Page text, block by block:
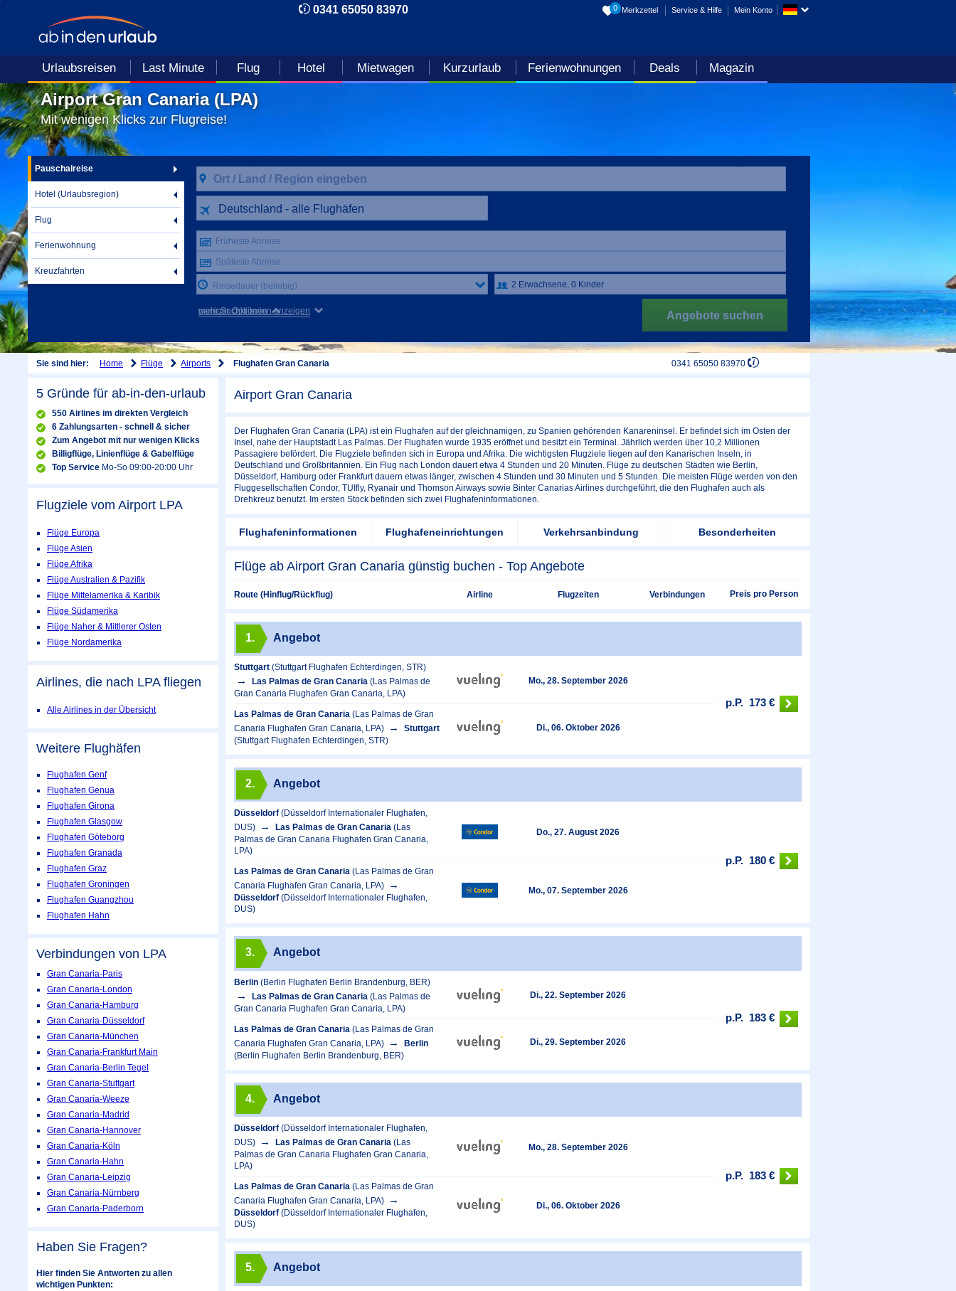
0341 65050 83970
Urlaubsreisen Last Minute Flug Hotel Mietwagen Kurzurlaub Ferienwohnungen Deals Magazin
0 Merkzettel Service & Hilfe Mein Konto
Airport Gran Canaria (LPA)
Mit wenigen Klicks zur Flugreise!
Pauschalreise
Hotel (Urlaubsregion)
Flug
Ferienwohnung
Kreuzfahrten
Deutschland - alle Flughäfen
Früheste Anreise
Späteste Abreise
Reisedauer (beliebig)
mehr Suchkriterien anzeigen
weniger Optionen Angebote suchen
Sie sind hier: Home Flüge Airports Flughafen Gran Canaria 0341 65050 83970
Airport Gran Canaria
Der Flughafen Gran Canaria (LPA) ist ein Flughafen auf der gleichnamigen, zu Spanien gehörenden Kanareninsel. Er befindet sich im Osten der
Insel, nahe der Hauptstadt Las Palmas. Der Flughafen wurde 1935 eröffnet und besitzt ein Terminal. Jährlich werden über 10,2 Millionen
Passagiere befördert. Die Flugziele befinden sich in Europa und Afrika. Die wichtigsten Flugziele liegen auf den Kanarischen Inseln, in
Deutschland und Großbritannien. Ein Flug nach London dauert etwa 4 Stunden und 20 Minuten. Flüge zu deutschen Städten wie Berlin,
Düsseldorf, Hamburg oder Frankfurt dauern etwas länger, zwischen 4 Stunden und 30 Minuten und 5 Stunden. Die meisten Flüge werden von den
Fluggesellschaften Condor, TUIfly, Ryanair und Thomson Airways sowie Binter Canarias Airlines durchgeführt, die den Flughafen auch als
Drehkreuz benutzt. Im ersten Stock befinden sich zwei Flughafeninformationen.
Flughafeninformationen Flughafeneinrichtungen Verkehrsanbindung Besonderheiten
Flüge ab Airport Gran Canaria günstig buchen - Top Angebote
Route (Hinflug/Rückflug) Airline Flugzeiten Verbindungen Preis pro Person
1. Angebot
Stuttgart (Stuttgart Flughafen Echterdingen, STR)
Las Palmas de Gran Canaria (Las Palmas de
Gran Canaria Flughafen Gran Canaria, LPA)
Mo., 28. September 2026
Las Palmas de Gran Canaria (Las Palmas de Gran
Canaria Flughafen Gran Canaria, LPA)
Stuttgart
(Stuttgart Flughafen Echterdingen, STR)
Di., 06. Oktober 2026
p.P. 173 €
2. Angebot
Düsseldorf (Düsseldorf Internationaler Flughafen,
DUS)
Las Palmas de Gran Canaria (Las
Palmas de Gran Canaria Flughafen Gran Canaria,
LPA)
Do., 27. August 2026
Las Palmas de Gran Canaria (Las Palmas de Gran
Canaria Flughafen Gran Canaria, LPA)
Düsseldorf (Düsseldorf Internationaler Flughafen,
DUS)
Mo., 07. September 2026
p.P. 180 €
3. Angebot
Berlin (Berlin Flughafen Berlin Brandenburg, BER)
Las Palmas de Gran Canaria (Las Palmas de
Gran Canaria Flughafen Gran Canaria, LPA)
Di., 22. September 2026
Las Palmas de Gran Canaria (Las Palmas de Gran
Canaria Flughafen Gran Canaria, LPA)
Berlin
(Berlin Flughafen Berlin Brandenburg, BER)
Di., 29. September 2026
p.P. 183 €
4. Angebot
Düsseldorf (Düsseldorf Internationaler Flughafen,
DUS)
Las Palmas de Gran Canaria (Las
Palmas de Gran Canaria Flughafen Gran Canaria,
LPA)
Mo., 28. September 2026
Las Palmas de Gran Canaria (Las Palmas de Gran
Canaria Flughafen Gran Canaria, LPA)
Düsseldorf (Düsseldorf Internationaler Flughafen,
DUS)
Di., 06. Oktober 2026
p.P. 183 €
5. Angebot
5 Gründe für ab-in-den-urlaub
550 Airlines im direkten Vergleich
6 Zahlungsarten - schnell & sicher
Zum Angebot mit nur wenigen Klicks
Billigflüge, Linienflüge & Gabelflüge
Top Service Mo-So 09:00-20:00 Uhr
Flugziele vom Airport LPA
Flüge Europa
Flüge Asien
Flüge Afrika
Flüge Australien & Pazifik
Flüge Mittelamerika & Karibik
Flüge Südamerika
Flüge Naher & Mittlerer Osten
Flüge Nordamerika
Airlines, die nach LPA fliegen
Alle Airlines in der Übersicht
Weitere Flughäfen
Flughafen Genf
Flughafen Genua
Flughafen Girona
Flughafen Glasgow
Flughafen Göteborg
Flughafen Granada
Flughafen Graz
Flughafen Groningen
Flughafen Guangzhou
Flughafen Hahn
Verbindungen von LPA
Gran Canaria-Paris
Gran Canaria-London
Gran Canaria-Hamburg
Gran Canaria-Düsseldorf
Gran Canaria-München
Gran Canaria-Frankfurt Main
Gran Canaria-Berlin Tegel
Gran Canaria-Stuttgart
Gran Canaria-Weeze
Gran Canaria-Madrid
Gran Canaria-Hannover
Gran Canaria-Köln
Gran Canaria-Hahn
Gran Canaria-Leipzig
Gran Canaria-Nürnberg
Gran Canaria-Paderborn
Haben Sie Fragen?
Hier finden Sie Antworten zu allen
wichtigen Punkten: